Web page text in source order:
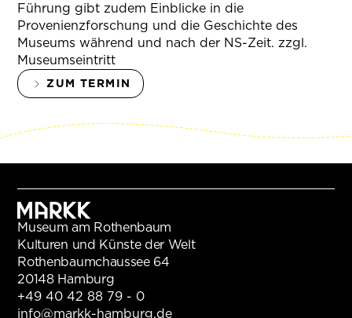
Führung gibt zudem Einblicke in die
Provenienzforschung und die Geschichte des
Museums während und nach der NS-Zeit. zzgl.
Museumseintritt
ZUM TERMIN
Museum am Rothenbaum
Kulturen und Künste der Welt
Rothenbaumchaussee 64
20148 Hamburg
+49 40 42 88 79 - 0
info@markk-hamburg.de